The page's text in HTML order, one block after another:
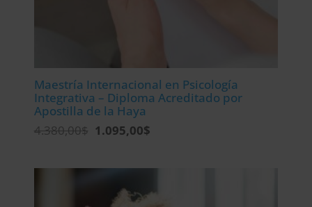
Maestría Internacional en Psicología
Integrativa – Diploma Acreditado por
Apostilla de la Haya
4.380,00$ El
4.380,00$.
1.095,00$El
1.095,00$.